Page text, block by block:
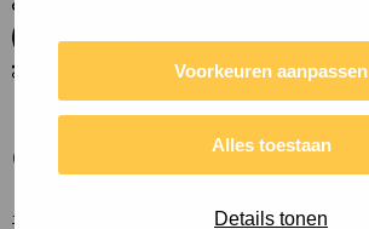
Voorkeuren aanpassen
Alles toestaan
Details tonen
Contact
+31(0)20-2610289